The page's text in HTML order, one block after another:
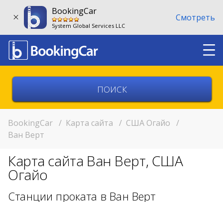
BookingCar
System Global Services LLC
Смотреть
Выберите город
Возврат в другом месте?
11:00
BookingCar / Карта сайта / США Огайо /
Ван Верт
Карта сайта Ван Верт, США
Огайо
Станции проката в Ван Верт